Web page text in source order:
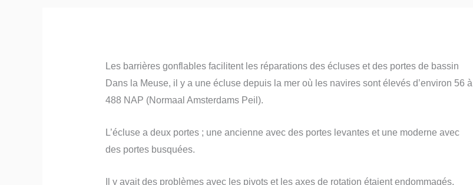
Les barrières gonflables facilitent les réparations des écluses et des portes de bassin
Dans la Meuse, il y a une écluse depuis la mer où les navires sont élevés d’environ 56 à
488 NAP (Normaal Amsterdams Peil).
L’écluse a deux portes ; une ancienne avec des portes levantes et une moderne avec
des portes busquées.
Il y avait des problèmes avec les pivots et les axes de rotation étaient endommagés,